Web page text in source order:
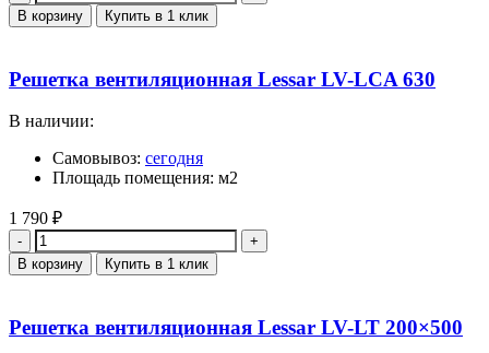
В корзину Купить в 1 клик
Решетка вентиляционная Lessar LV-LCA 630
В наличии:
Самовывоз: сегодня
Площадь помещения: м2
1 790 ₽
Количество
В корзину Купить в 1 клик
Решетка вентиляционная Lessar LV-LT 200×500